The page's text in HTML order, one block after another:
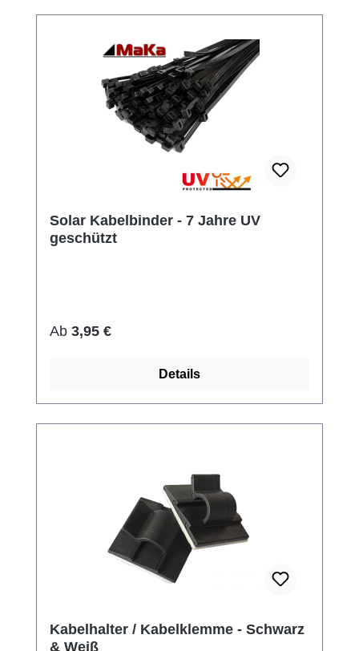
Solar Kabelbinder - 7 Jahre UV
geschützt
Regulärer Preis:
Ab 3,95 €
Details
Kabelhalter / Kabelklemme - Schwarz
& Weiß